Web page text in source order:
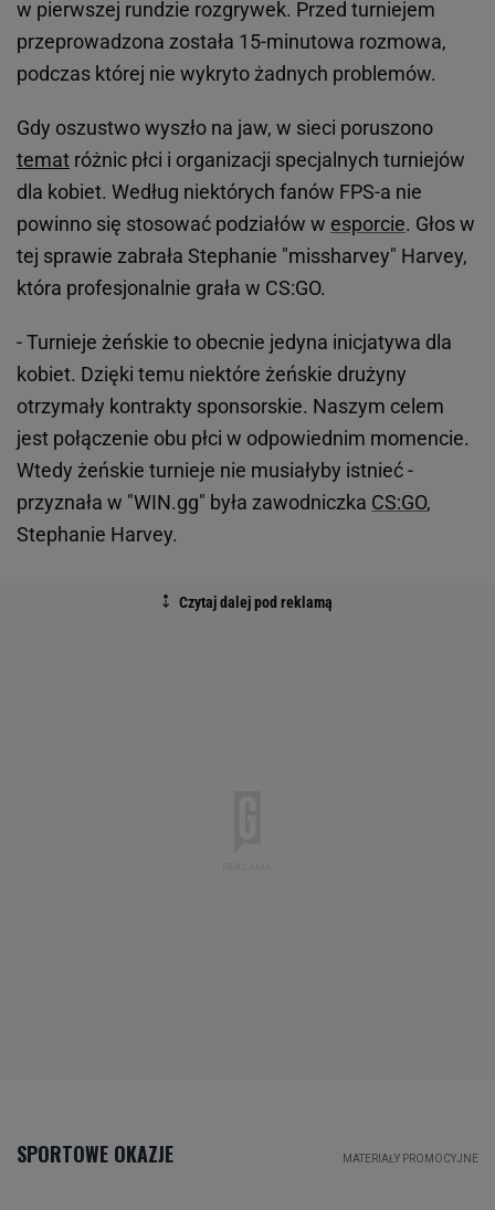
w pierwszej rundzie rozgrywek. Przed turniejem
przeprowadzona została 15-minutowa rozmowa,
podczas której nie wykryto żadnych problemów.
Gdy oszustwo wyszło na jaw, w sieci poruszono
temat różnic płci i organizacji specjalnych turniejów
dla kobiet. Według niektórych fanów FPS-a nie
powinno się stosować podziałów w esporcie. Głos w
tej sprawie zabrała Stephanie "missharvey" Harvey,
która profesjonalnie grała w CS:GO.
- Turnieje żeńskie to obecnie jedyna inicjatywa dla
kobiet. Dzięki temu niektóre żeńskie drużyny
otrzymały kontrakty sponsorskie. Naszym celem
jest połączenie obu płci w odpowiednim momencie.
Wtedy żeńskie turnieje nie musiałyby istnieć -
przyznała w "WIN.gg" była zawodniczka CS:GO,
Stephanie Harvey.